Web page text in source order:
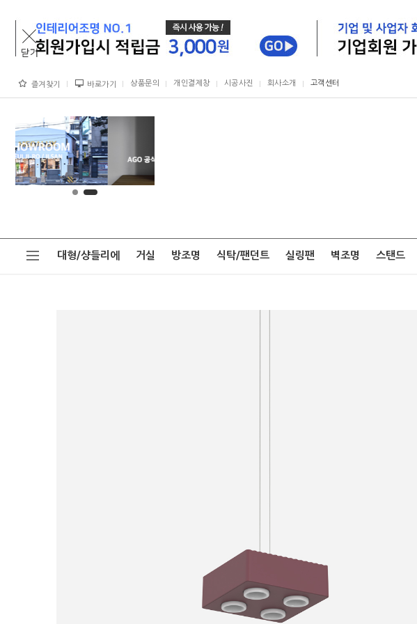
즐겨찾기 바로가기 상품문의 개인결제창 시공사진 회사소개 고객센터
대형/샹들리에 거실 방조명 식탁/팬던트 실링팬 벽조명 스탠드